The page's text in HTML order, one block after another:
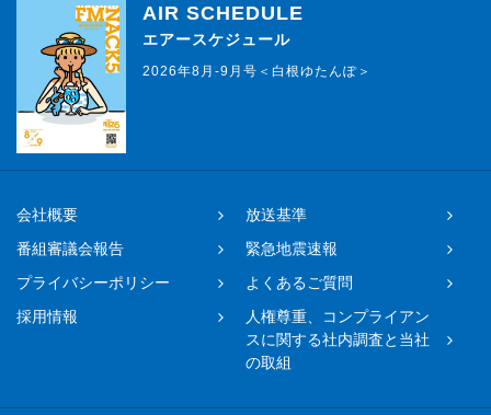
AIR SCHEDULE
エアースケジュール
2026年8月-9月号＜白根ゆたんぽ＞
会社概要
放送基準
番組審議会報告
緊急地震速報
プライバシーポリシー
よくあるご質問
採用情報
人権尊重、コンプライアン
スに関する社内調査と当社
の取組